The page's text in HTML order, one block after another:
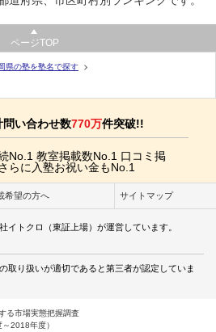
ページTOP
県の塾を塾名で探す
問い合わせ数770万件突破!!
希望の方へ サイトマップ
イトクロ（東証上場）が運営しています。
取り扱いが適切であると第三者が認定していま
る市場実態把握調査
2018年度）